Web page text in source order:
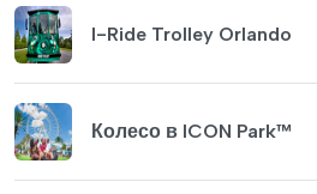
I-Ride Trolley Orlando
Колесо в ICON Park™